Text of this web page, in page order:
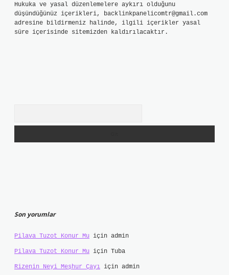
Hukuka ve yasal düzenlemelere aykırı olduğunu
düşündüğünüz içerikleri, backlinkpanelicomtr@gmail.com
adresine bildirmeniz halinde, ilgili içerikler yasal
süre içerisinde sitemizden kaldırılacaktır.
Son yorumlar
Pilava Tuzot Konur Mu için admin
Pilava Tuzot Konur Mu için Tuba
Rizenin Neyi Meşhur Çayı için admin